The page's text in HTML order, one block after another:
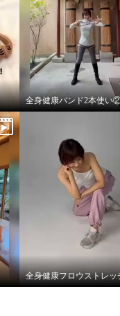
全身健康バンド2本使い